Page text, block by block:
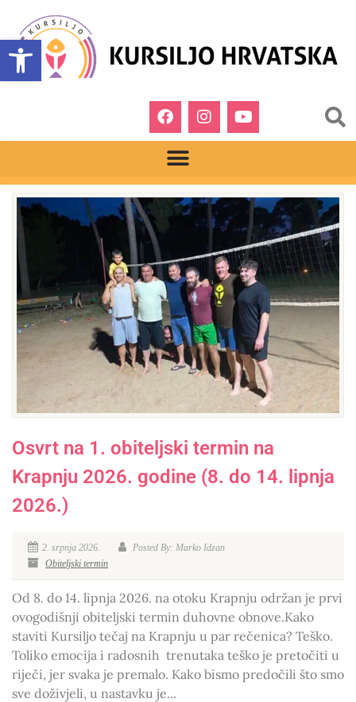
Open toolbar
Osvrt na 1. obiteljski termin na
Krapnju 2026. godine (8. do 14. lipnja
2026.)
2. srpnja 2026.
Posted By: Marko Idzan
Obiteljski termin
Od 8. do 14. lipnja 2026. na otoku Krapnju održan je prvi
ovogodišnji obiteljski termin duhovne obnove.Kako
staviti Kursiljo tečaj na Krapnju u par rečenica? Teško.
Toliko emocija i radosnih trenutaka teško je pretočiti u
riječi, jer svaka je premalo. Kako bismo predočili što smo
sve doživjeli, u nastavku je...